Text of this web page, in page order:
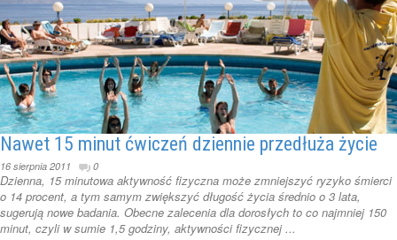
Nawet 15 minut ćwiczeń dziennie przedłuża życie
16 sierpnia 2011 0
Dzienna, 15 minutowa aktywność fizyczna może zmniejszyć ryzyko śmierci
o 14 procent, a tym samym zwiększyć długość życia średnio o 3 lata,
sugerują nowe badania. Obecne zalecenia dla dorosłych to co najmniej 150
minut, czyli w sumie 1,5 godziny, aktywności fizycznej ...